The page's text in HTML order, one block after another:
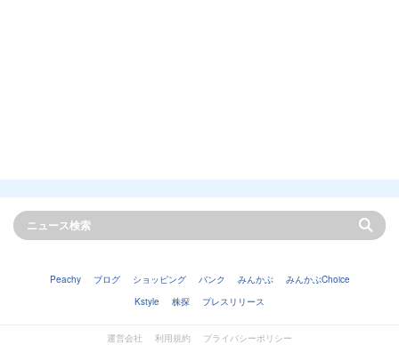
Peachy ブログ ショッピング バンク みんかぶ
みんかぶChoice
Kstyle
株探 プレスリリース
運営会社 利用規約 プライバシーポリシー